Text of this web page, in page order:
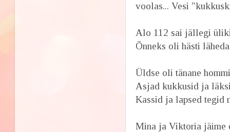
voolas... Vesi
Alo 112 sai jällegi
Õnneks oli hästi
Üldse oli tänane
Asjad kukkusid ja
Kassid ja lapsed tegid
Mina ja Viktoria jäime